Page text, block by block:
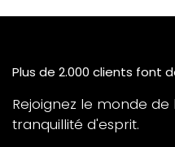
Plus de 2.000 clients font
Rejoignez le monde
tranquillité d'esprit.